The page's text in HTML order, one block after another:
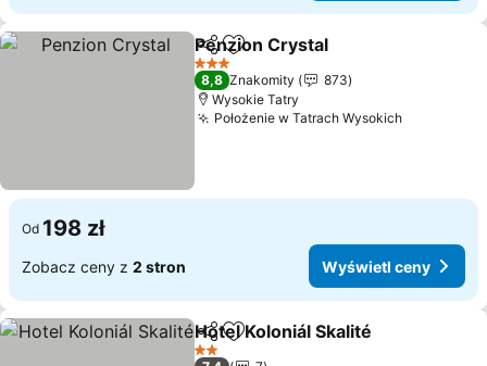
Udostępnij
Dodaj do ulubionych
Penzion Crystal
3 Kategoria
8,8 Znakomity
873
Wysokie Tatry
Położenie w Tatrach Wysokich
Od 198 zł
Zobacz ceny z 2 stron Wyświetl ceny
Udostępnij
Dodaj do ulubionych
Hotel Koloniál Skalité
2 Kategoria